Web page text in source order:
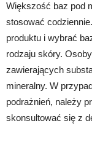
Większość baz pod
stosować
produktu i wybrać
rodzaju skóry.
zawierających
mineralny. W
podrażnień, należy
skonsultować się z